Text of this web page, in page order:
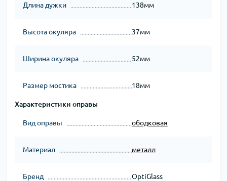
Длина дужки 138мм
Высота окуляра 37мм
Ширина окуляра 52мм
Размер мостика 18мм
Характеристики оправы
Вид оправы ободковая
Материал металл
Бренд OptiGlass